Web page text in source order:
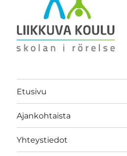
Etusivu
Ajankohtaista
Yhteystiedot